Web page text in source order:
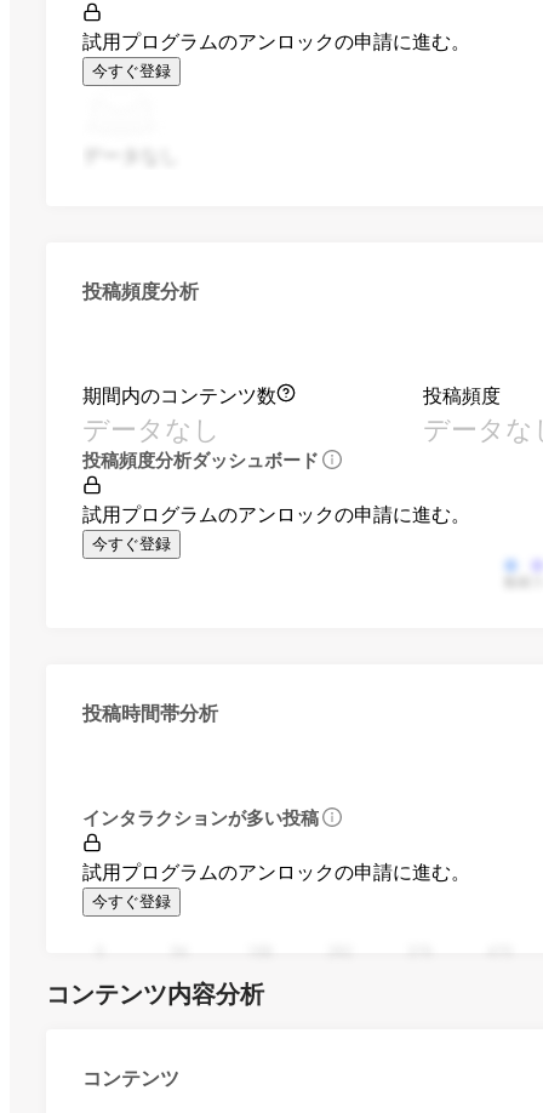
試用プログラムのアンロックの申請に進む。
今すぐ登録
投稿頻度分析
期間内のコンテンツ数
データなし
投稿頻度
データな
投稿頻度分析ダッシュボード
試用プログラムのアンロックの申請に進む。
今すぐ登録
投稿時間帯分析
インタラクションが多い投稿
試用プログラムのアンロックの申請に進む。
今すぐ登録
コンテンツ内容分析
コンテンツ